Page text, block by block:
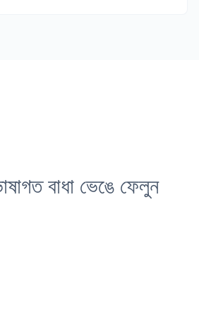
বাধা ভেঙে ফেলুন